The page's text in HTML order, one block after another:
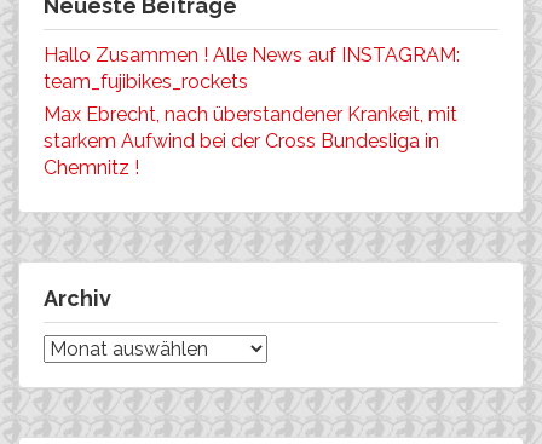
Neueste Beiträge
Hallo Zusammen ! Alle News auf INSTAGRAM:
team_fujibikes_rockets
Max Ebrecht, nach überstandener Krankeit, mit
starkem Aufwind bei der Cross Bundesliga in
Chemnitz !
Archiv
Archiv